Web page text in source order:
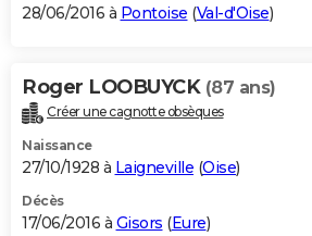
28/06/2016 à Pontoise (Val-d'Oise)
Roger LOOBUYCK (87 ans)
Créer une cagnotte obsèques
Naissance
27/10/1928 à Laigneville (Oise)
Décès
17/06/2016 à Gisors (Eure)